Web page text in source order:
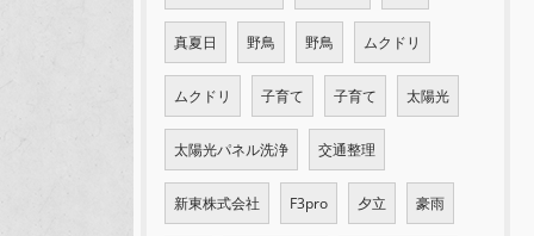
真夏日 野鳥 野鳥 ムクドリ
ムクドリ 子育て 子育て 太陽光
太陽光パネル洗浄 交通整理
新東株式会社 F3pro 夕立 豪雨